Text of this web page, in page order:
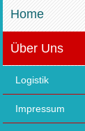
Home
Über Uns
Logistik
Impressum